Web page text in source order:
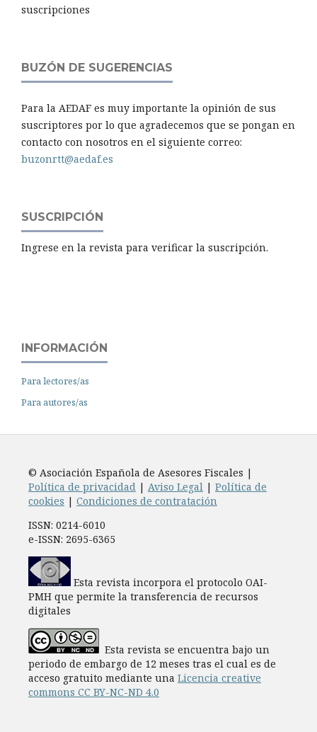
suscripciones
BUZÓN DE SUGERENCIAS
Para la AEDAF es muy importante la opinión de sus
suscriptores por lo que agradecemos que se pongan en
contacto con nosotros en el siguiente correo:
buzonrtt@aedaf.es
SUSCRIPCIÓN
Ingrese en la revista para verificar la suscripción.
INFORMACIÓN
Para lectores/as
Para autores/as
© Asociación Española de Asesores Fiscales |
Política de privacidad | Aviso Legal | Política de
cookies | Condiciones de contratación
ISSN: 0214-6010
e-ISSN: 2695-6365
Esta revista incorpora el protocolo OAI-
PMH que permite la transferencia de recursos
digitales
Esta revista se encuentra bajo un
periodo de embargo de 12 meses tras el cual es de
acceso gratuito mediante una Licencia creative
commons CC BY-NC-ND 4.0